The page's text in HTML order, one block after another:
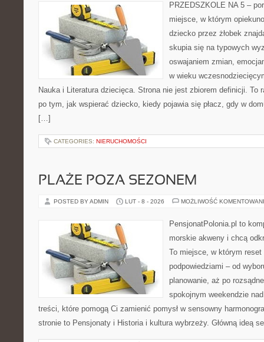
PRZEDSZKOLE NA 5 –
miejsce, w którym
dziecko przez żłobek
skupia się na typowych
oswajaniem zmian,
w wieku
Nauka i Literatura dziecięca. Strona nie jest zbiorem definicji. To
po tym, jak wspierać dziecko, kiedy pojawia się płacz, gdy w
[…]
CATEGORIES: NIERUCHOMOŚCI
PLAŻE POZA SEZONEM
POSTED BY ADMIN LUT - 8 - 2026 MOŻLIWOŚĆ
PensjonatPolonia.pl to
morskie akweny i chcą
To miejsce, w którym
podpowiedziami – od
planowanie, aż po
spokojnym weekendzie
treści, które pomogą Ci zamienić pomysł w sensowny
stronie to Pensjonaty i Historia i kultura wybrzeży. Główną ideą